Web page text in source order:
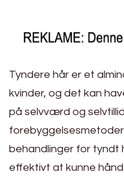
Tyndere hår er et
kvinder, og det kan
på selvværd og
behandlinger for tyndt
effektivt at kunne